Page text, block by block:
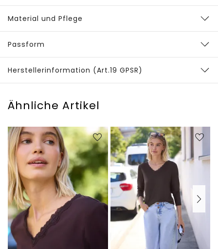
Material und Pflege
Passform
Herstellerinformation (Art.19 GPSR)
Ähnliche Artikel